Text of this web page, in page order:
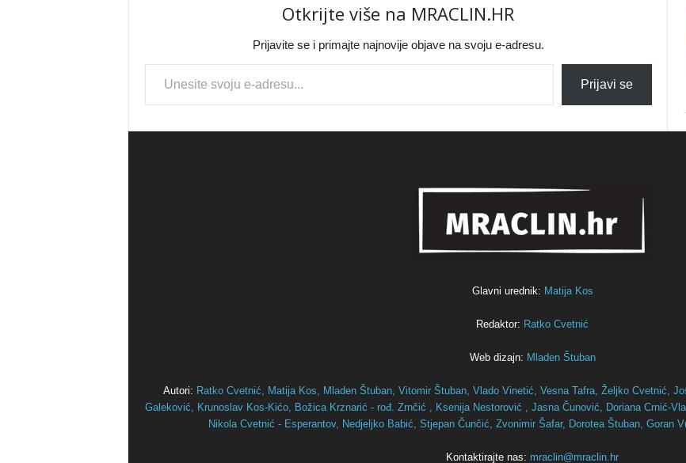
Otkrijte više na MRACLIN.HR
Prijavite se i primajte najnovije objave na svoju e-adresu.
Type your email…
Prijavi se
Glavni urednik: Matija Kos
Redaktor: Ratko Cvetnić
Web dizajn: Mladen Štuban
Autori: Ratko Cvetnić, Matija Kos, Mladen Štuban, Vitomir Štuban, Vlado Vinetić, Vesna Tafra, Željko Cvetnić,
Galeković,
Krunoslav Kos-Kićo, Božica Krznarić - rođ. Zrnčić , Ksenija Nestorović , Jasna Čunović, Doriana Crnić-
Nikola Cvetnić - Esperantov, Nedjeljko Babić, Stjepan Čunčić, Zvonimir Šafar, Dorotea Štuban, Goran
Kontaktirajte nas: mraclin@mraclin.hr